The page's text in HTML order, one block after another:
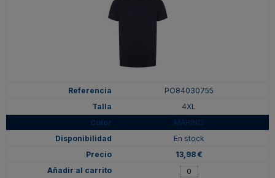
PO84030755
4XL
MARINO
En stock
13,98 €